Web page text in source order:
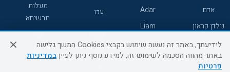
אדם
Adar
גולדן קראון
Liam
עכו
מעלות
תרשיחא
רחובות
צפת
חדרה
דרום
לידיעתך, באתר זה נעשה שימוש בקבצי Cookies המשך גלישה
באתר מהווה הסכמה לשימוש זה, למידע נוסף ניתן לעייןבמדיניות
פרטיות